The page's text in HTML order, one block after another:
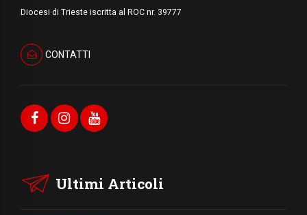
Diocesi di Trieste iscritta al ROC nr. 39777
CONTATTI
Ultimi Articoli